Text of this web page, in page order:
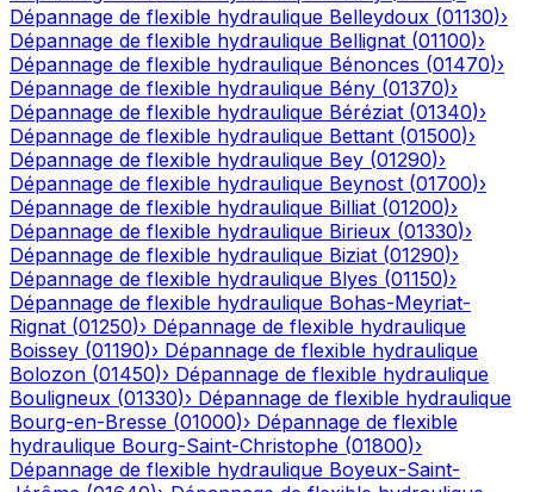
Dépannage de flexible hydraulique Belleydoux (01130)›
Dépannage de flexible hydraulique Bellignat (01100)›
Dépannage de flexible hydraulique Bénonces (01470)›
Dépannage de flexible hydraulique Bény (01370)›
Dépannage de flexible hydraulique Béréziat (01340)›
Dépannage de flexible hydraulique Bettant (01500)›
Dépannage de flexible hydraulique Bey (01290)›
Dépannage de flexible hydraulique Beynost (01700)›
Dépannage de flexible hydraulique Billiat (01200)›
Dépannage de flexible hydraulique Birieux (01330)›
Dépannage de flexible hydraulique Biziat (01290)›
Dépannage de flexible hydraulique Blyes (01150)›
Dépannage de flexible hydraulique Bohas-Meyriat-
Rignat (01250)› Dépannage de flexible hydraulique
Boissey (01190)› Dépannage de flexible hydraulique
Bolozon (01450)› Dépannage de flexible hydraulique
Bouligneux (01330)› Dépannage de flexible hydraulique
Bourg-en-Bresse (01000)› Dépannage de flexible
hydraulique Bourg-Saint-Christophe (01800)›
Dépannage de flexible hydraulique Boyeux-Saint-